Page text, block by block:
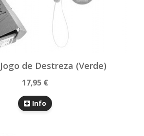
de Destreza (Verde)
17,95 €
Info